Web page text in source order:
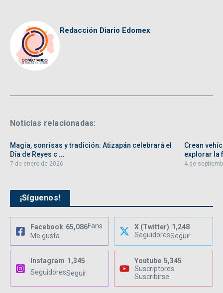
Redacción Diario Edomex
Noticias relacionadas:
Magia, sonrisas y tradición: Atizapán celebrará el
Día de Reyes c ...
7 de enero de 2026
Crean
explorar la
4 de
¡Síguenos!
Facebook 65,086Fans
Me gusta
X (Twitter) 1,248
SeguidoresSeguir
Instagram 1,345
SeguidoresSeguir
Youtube 5,345
Suscriptores
Suscribirse